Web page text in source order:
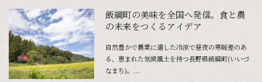
飯綱町の美味を全国へ発信。食と農
の未来をつくるアイデア
自然豊かで農業に適した冷涼で昼夜の寒暖差のあ
る、恵まれた気候風土を持つ長野県飯綱町(いいづ
なまち)。...